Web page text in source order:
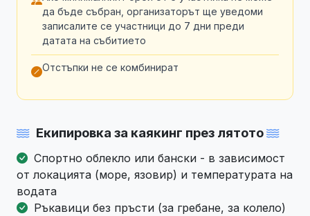
да бъде събран, организаторът ще уведоми
записалите се участници до 7 дни преди
датата на събитието
Отстъпки не се комбинират
Екипировка за каякинг през лятото
Спортно облекло или бански - в зависимост
от локацията (море, язовир) и температурата на
водата
Ръкавици без пръсти (за гребане, за колело)